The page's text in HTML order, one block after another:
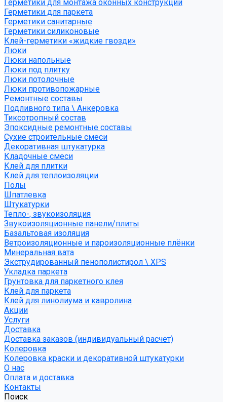
Герметики для монтажа оконных конструкций
Герметики для паркета
Герметики санитарные
Герметики силиконовые
Клей-герметики «жидкие гвозди»
Люки
Люки напольные
Люки под плитку
Люки потолочные
Люки противопожарные
Ремонтные составы
Подливного типа \ Анкеровка
Тиксотропный состав
Эпоксидные ремонтные составы
Сухие строительные смеси
Декоративная штукатурка
Кладочные смеси
Клей для плитки
Клей для теплоизоляции
Полы
Шпатлевка
Штукатурки
Тепло-, звукоизоляция
Звукоизоляционные панели/плиты
Базальтовая изоляция
Ветроизоляционные и пароизоляционные плёнки
Минеральная вата
Экструдированный пенополистирол \ XPS
Укладка паркета
Грунтовка для паркетного клея
Клей для паркета
Клей для линолиума и кавролина
Акции
Услуги
Доставка
Доставка заказов (индивидуальный расчет)
Колеровка
Колеровка краски и декоративной штукатурки
О нас
Оплата и доставка
Контакты
Поиск